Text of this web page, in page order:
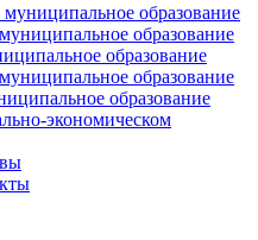
муниципальное образование
образование
образование
образование
образование
экономическом